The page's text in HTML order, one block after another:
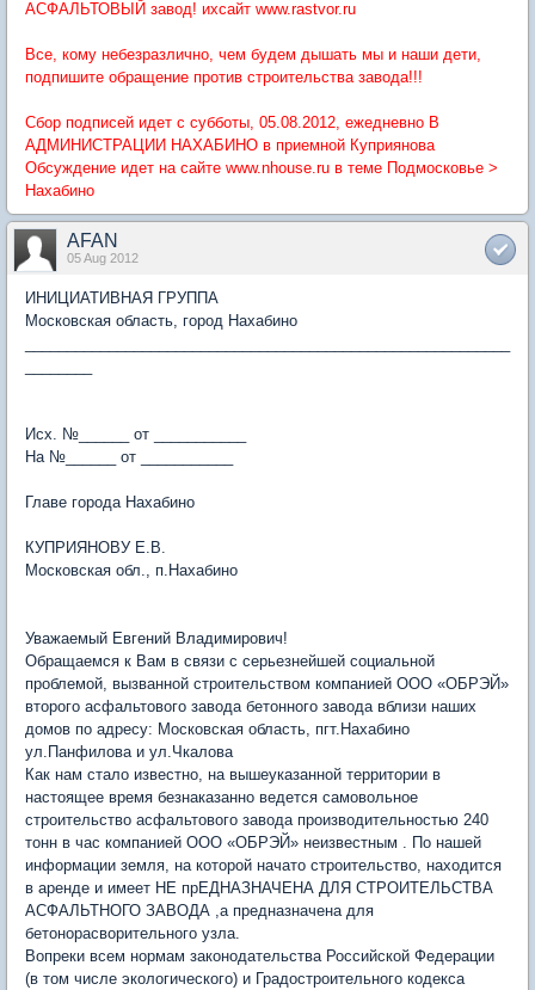
АСФАЛЬТОВЫЙ завод! ихсайт www.rastvor.ru
Все, кому небезразлично, чем будем дышать мы и наши дети,
подпишите обращение против строительства завода!!!
Сбор подписей идет с субботы, 05.08.2012, ежедневно В
АДМИНИСТРАЦИИ НАХАБИНО в приемной Куприянова
Обсуждение идет на сайте www.nhouse.ru в теме Подмосковье >
Нахабино
AFAN
05 Aug 2012
ИНИЦИАТИВНАЯ ГРУППА
Московская область, город Нахабино
Исх. №______ от ___________
На №______ от ___________
Главе города Нахабино
КУПРИЯНОВУ Е.В.
Московская обл., п.Нахабино
Уважаемый Евгений Владимирович!
Обращаемся к Вам в связи с серьезнейшей социальной
проблемой, вызванной строительством компанией ООО «ОБРЭЙ»
второго асфальтового завода бетонного завода вблизи наших
домов по адресу: Московская область, пгт.Нахабино
ул.Панфилова и ул.Чкалова
Как нам стало известно, на вышеуказанной территории в
настоящее время безнаказанно ведется самовольное
строительство асфальтового завода производительностью 240
тонн в час компанией ООО «ОБРЭЙ» неизвестным . По нашей
информации земля, на которой начато строительство, находится
в аренде и имеет НЕ прЕДНАЗНАЧЕНА ДЛЯ СТРОИТЕЛЬСТВА
АСФАЛЬТНОГО ЗАВОДА ,а предназначена для
бетонорасворительного узла.
Вопреки всем нормам законодательства Российской Федерации
(в том числе экологического) и Градостроительного кодекса